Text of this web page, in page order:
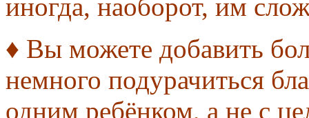
иногда, наоборот, им
♦ Вы можете добавить
немного подурачиться
одним ребёнком, а не с